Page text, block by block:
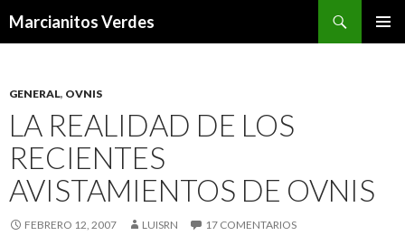
Marcianitos Verdes
GENERAL, OVNIS
LA REALIDAD DE LOS
RECIENTES
AVISTAMIENTOS DE OVNIS
FEBRERO 12, 2007 LUISRN 17 COMENTARIOS